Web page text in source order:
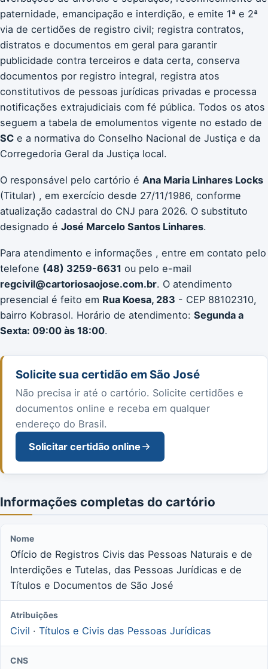
paternidade, emancipação e interdição, e emite 1ª e 2ª
via de certidões de registro civil; registra contratos,
distratos e documentos em geral para garantir
publicidade contra terceiros e data certa, conserva
documentos por registro integral, registra atos
constitutivos de pessoas jurídicas privadas e processa
notificações extrajudiciais com fé pública. Todos os atos
seguem a tabela de emolumentos vigente no estado de
SC e a normativa do Conselho Nacional de Justiça e da
Corregedoria Geral da Justiça local.
O responsável pelo cartório é Ana Maria Linhares Locks
(Titular) , em exercício desde 27/11/1986, conforme
atualização cadastral do CNJ para 2026. O substituto
designado é José Marcelo Santos Linhares.
Para atendimento e informações , entre em contato pelo
telefone (48) 3259-6631 ou pelo e-mail
regcivil@cartoriosaojose.com.br. O atendimento
presencial é feito em Rua Koesa, 283 - CEP 88102310,
bairro Kobrasol. Horário de atendimento: Segunda a
Sexta: 09:00 às 18:00.
Solicite sua certidão em São José
Não precisa ir até o cartório. Solicite certidões e
documentos online e receba em qualquer
endereço do Brasil.
Solicitar certidão online
Informações completas do cartório
Nome
Ofício de Registros Civis das Pessoas Naturais e de
Interdições e Tutelas, das Pessoas Jurídicas e de
Títulos e Documentos de São José
Atribuições
Civil · Títulos e Civis das Pessoas Jurídicas
CNS